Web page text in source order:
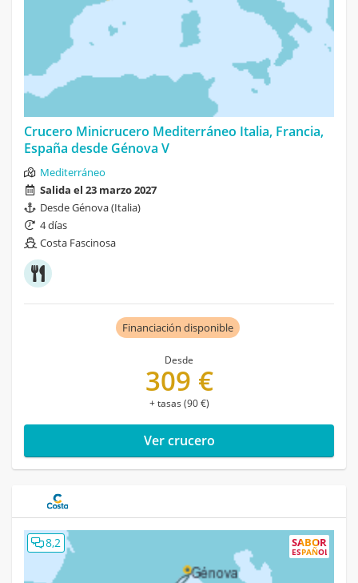
Crucero Minicrucero Mediterráneo Italia, Francia,
España desde Génova V
Mediterráneo
Salida el 23 marzo 2027
Desde Génova (Italia)
4 días
Costa Fascinosa
Financiación disponible
Desde
309 €
+ tasas (90 €)
Ver crucero
SABOR
ESPAÑOL
8,2